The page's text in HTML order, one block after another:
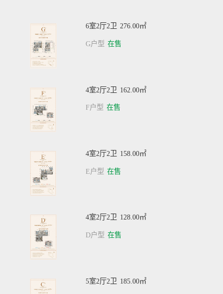
6室2厅2卫 276.00㎡
G户型 在售
4室2厅2卫 162.00㎡
F户型 在售
4室2厅2卫 158.00㎡
E户型 在售
4室2厅2卫 128.00㎡
D户型 在售
5室2厅2卫 185.00㎡